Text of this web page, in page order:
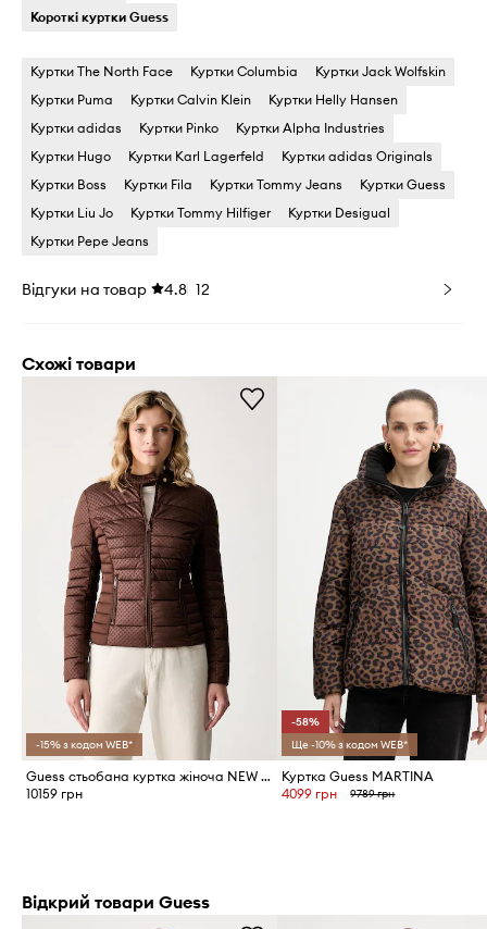
Короткі куртки Guess
Куртки The North Face Куртки Columbia
Куртки Jack Wolfskin
Куртки Puma
Куртки Calvin Klein
Куртки Helly Hansen
Куртки adidas
Куртки Pinko
Куртки Alpha Industries
Куртки Hugo
Куртки Karl Lagerfeld
Куртки adidas Originals
Куртки Boss
Куртки Fila Куртки Tommy Jeans
Куртки Guess
Куртки Liu Jo
Куртки Tommy Hilfiger
Куртки Desigual
Куртки Pepe Jeans
Відгуки на товар 4.8 12
Схожі товари
-15% з кодом WEB*
Guess стьобана куртка жіноча NEW VONA
10159 грн
-58%
Ще -10% з кодом WEB*
Куртка Guess MARTINA
4099 грн
9789 грн
Відкрий товари Guess